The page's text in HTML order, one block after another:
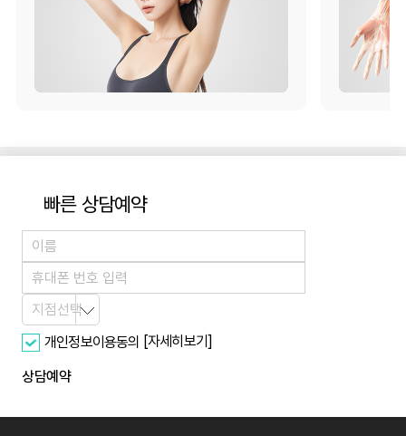
빠른 상담예약
개인정보이용동의 [자세히보기]
상담예약